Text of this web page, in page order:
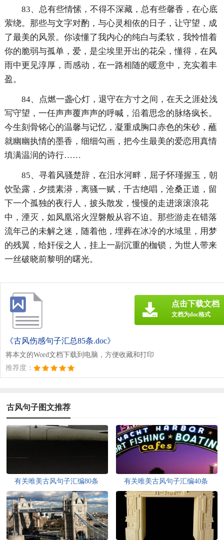
83、总有些情愫，不得不深藏，总有些馨香，在心底
萦绕。那些与文字对酌，与心灵相依的日子，让守望，成
了最美的风景。你读懂了我内心的纯白与柔软，我怜惜着
你的脆弱与孤单，爱，是尘埃里开出的花朵，懂得，在风
雨中更见淳厚，而感动，在一路相随的暖意中，充实着丰
盈。
84、点燃一盏心灯，退守在方寸之间，在天之涯处浅
写守望，一任声声覆声声的呼喊，沿着思念的脉络疯长。
今生刻骨铭心的温馨与记忆，凝重成胸口赤色的朱砂，蘸
就幽幽执情的墨香，细细勾画，把今生最美的爱恋用真情
填满温润的诗行……
85、寻着风骚楚辞，在汨水河畔，屈子怀瑾握玉，朝
饮坠露，夕揽素漭，离骚一赋，千古绝唱，沧桑正道，留
下一个孤独的夜行人，披头散发，慢慢的走进滚滚浪花
中，湮灭，如凤凰浴火涅磐般从容不迫。那些游走在错落
流年己的未解之迷，随着他，埋葬在冰冷的水域里，用梦
的残翼，给奸佞之人，挂上一副沉重的枷锁，为世人带来
一丝破晓前黎明的曙光。
《古风伤感句子汇总85条.doc》
将本文的Word文档下载到电脑，方便收藏和打印
推荐度：
点击下载文档
文档为doc格式
古风句子图文推荐
有关唯美古风句子汇编80条 有关唯美古风句子汇编40条